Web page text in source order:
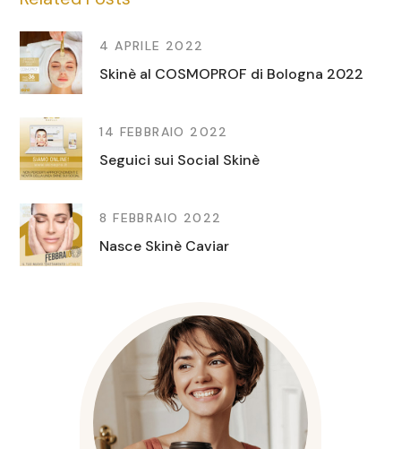
4 APRILE 2022
Skinè al COSMOPROF di Bologna 2022
14 FEBBRAIO 2022
Seguici sui Social Skinè
8 FEBBRAIO 2022
Nasce Skinè Caviar